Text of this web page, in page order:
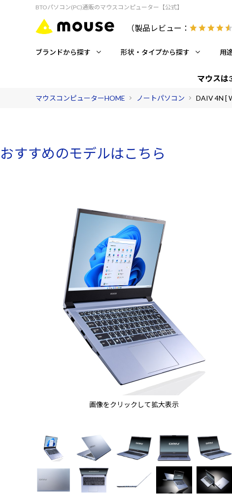
BTOパソコン(PC)通販のマウスコンピューター【公式】
（製品レビュー：
ブランドから探す 形状・タイプから探す 用
マウスは
マウスコンピューターHOME ノートパソコン DAIV 4N [
おすすめのモデルはこちら
画像をクリックして拡大表示